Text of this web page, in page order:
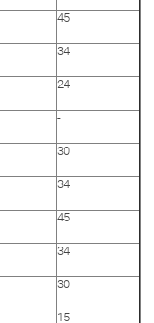
45
34
24
-
30
34
45
34
30
15